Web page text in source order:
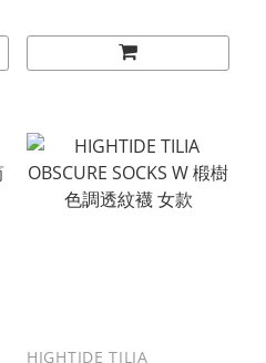
HIGHTIDE TILIA